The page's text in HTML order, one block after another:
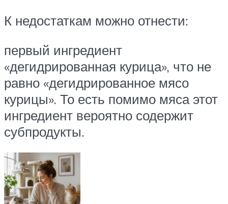
К недостаткам можно отнести:
первый ингредиент
«дегидрированная курица», что не
равно «дегидрированное мясо
курицы». То есть помимо мяса этот
ингредиент вероятно содержит
субпродукты.